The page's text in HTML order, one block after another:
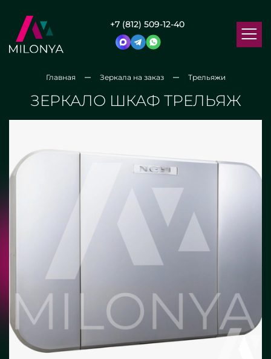
+7 (812) 509-12-40
Главная Зеркала на заказ Трельяжи
ЗЕРКАЛО ШКАФ ТРЕЛЬЯЖ